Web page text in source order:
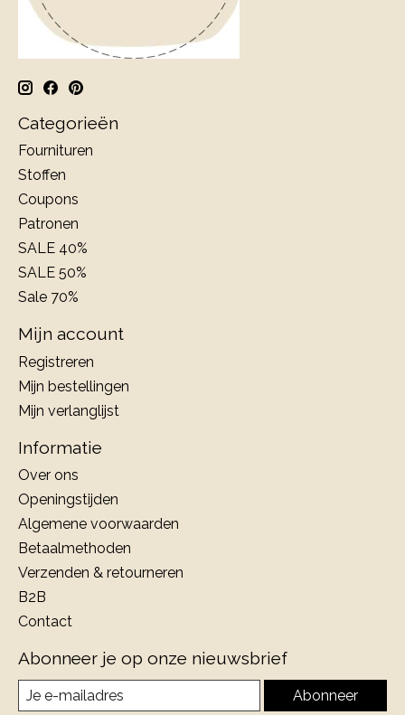
Categorieën
Fournituren
Stoffen
Coupons
Patronen
SALE 40%
SALE 50%
Sale 70%
Mijn account
Registreren
Mijn bestellingen
Mijn verlanglijst
Informatie
Over ons
Openingstijden
Algemene voorwaarden
Betaalmethoden
Verzenden & retourneren
B2B
Contact
Abonneer je op onze nieuwsbrief
Abonneer